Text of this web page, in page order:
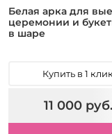
Белая арка для
церемонии и
в шаре
Купить в 1
11 000 руб.